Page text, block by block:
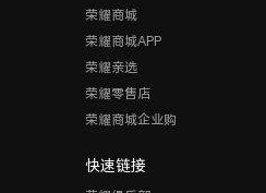
荣耀商城
荣耀商城APP
荣耀亲选
荣耀零售店
荣耀商城企业购
快速链接